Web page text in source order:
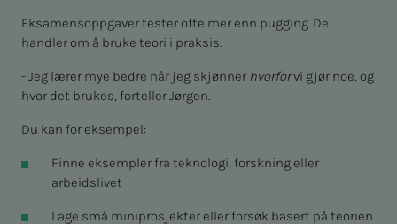
Eksamensoppgaver tester ofte mer enn pugging. De
handler om å bruke teori i praksis.
- Jeg lærer mye bedre når jeg skjønner hvorforvi gjør noe, og
hvor det brukes, forteller Jørgen.
Du kan for eksempel:
Finne eksempler fra teknologi, forskning eller
arbeidslivet
Lage små miniprosjekter eller forsøk basert på teorien